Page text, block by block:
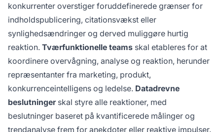
konkurrenter overstiger foruddefinerede grænser for
indholdspublicering, citationsvækst eller
synlighedsændringer og derved muliggøre hurtig
reaktion. Tværfunktionelle teams skal etableres for at
koordinere overvågning, analyse og reaktion, herunder
repræsentanter fra marketing, produkt,
konkurrenceintelligens og ledelse. Datadrevne
beslutningerskal styre alle reaktioner, med
beslutninger baseret på kvantificerede målinger og
trendanalyse frem for anekdoter eller reaktive impulser.